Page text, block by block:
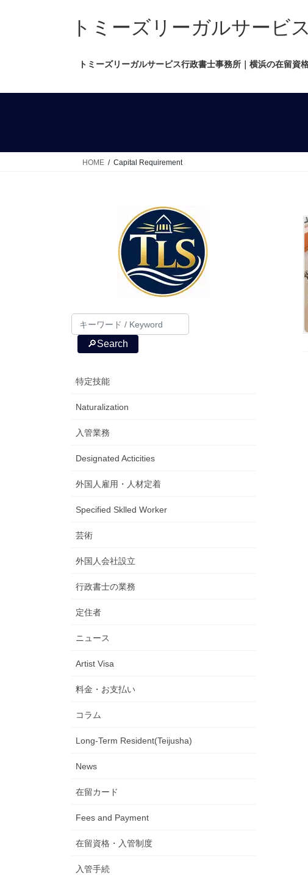
ス
ン
トミーズリーガルサービ
トミーズリーガルサービス行政書士事務所｜横浜の在留資
HOME Capital Requirement
🔎Search
特定技能
Naturalization
入管業務
Designated Acticities
外国人雇用・人材定着
Specified Sklled Worker
芸術
外国人会社設立
行政書士の業務
定住者
ニュース
Artist Visa
料金・お支払い
コラム
Long-Term Resident(Teijusha)
News
在留カード
Fees and Payment
在留資格・入管制度
入管手続